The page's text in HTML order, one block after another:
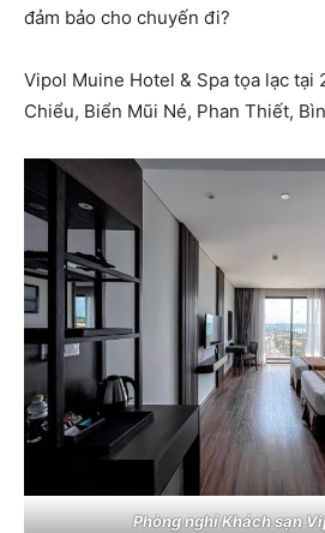
đảm bảo cho chuyến đi?
Vipol Muine Hotel & Spa tọa lạc tại
Chiểu, Biển Mũi Né, Phan Thiết,
Phòng nghỉ Khách sạn